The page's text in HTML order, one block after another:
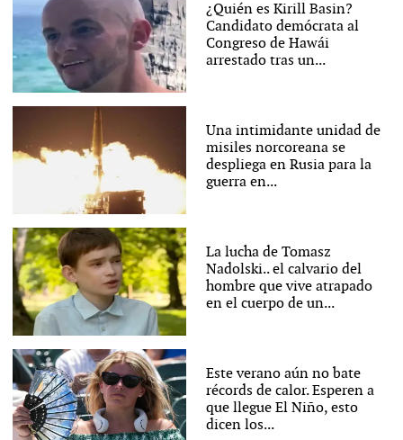
¿Quién es Kirill Basin?
Candidato demócrata al
Congreso de Hawái
arrestado tras un...
Una intimidante unidad de
misiles norcoreana se
despliega en Rusia para la
guerra en...
La lucha de Tomasz
Nadolski.. el calvario del
hombre que vive atrapado
en el cuerpo de un...
Este verano aún no bate
récords de calor. Esperen a
que llegue El Niño, esto
dicen los...